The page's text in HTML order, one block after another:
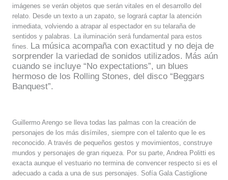
imágenes se verán objetos que serán vitales en el desarrollo del
relato. Desde un texto a un zapato, se logrará captar la atención
inmediata, volviendo a atrapar al espectador en su telaraña de
sentidos y palabras.
La iluminación será fundamental para estos
fines. La música acompaña con exactitud y no deja de
sorprender la variedad de sonidos utilizados. Más aún
cuando se incluye “No expectations”, un blues
hermoso de los Rolling Stones, del disco “Beggars
Banquest”.
Guillermo Arengo se lleva todas las palmas con la creación de
personajes de los más disímiles, siempre con el talento que le es
reconocido. A través de pequeños gestos y movimientos, construye
mundos y personajes de gran riqueza. Por su parte, Andrea Politti es
exacta aunque el vestuario no termina de convencer respecto si es el
adecuado a cada a una de sus personajes. Sofía Gala Castiglione